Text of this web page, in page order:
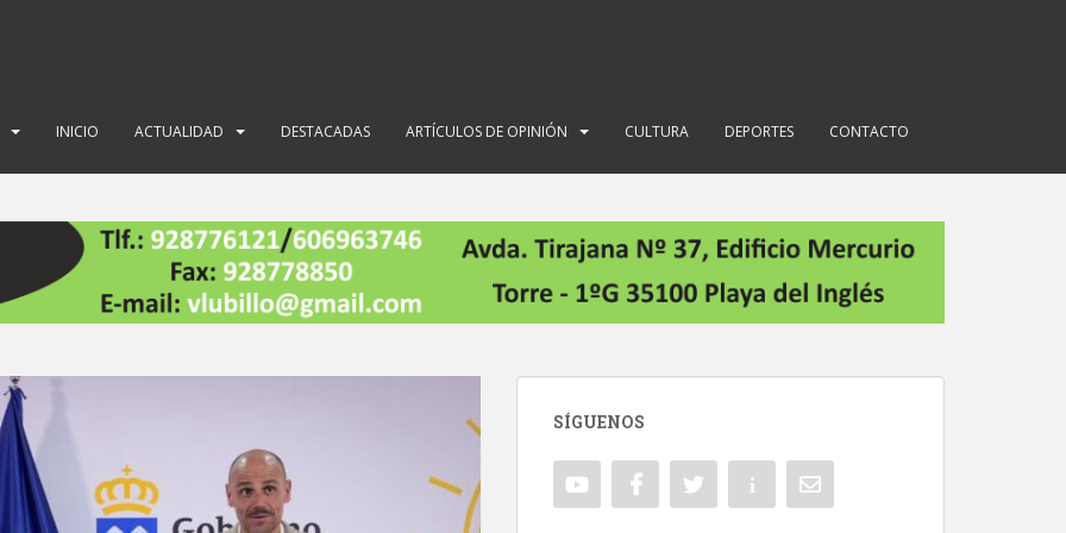
INICIO ACTUALIDAD DESTACADAS ARTÍCULOS DE OPINIÓN CULTURA DEPORTES CONTACTO
SÍGUENOS